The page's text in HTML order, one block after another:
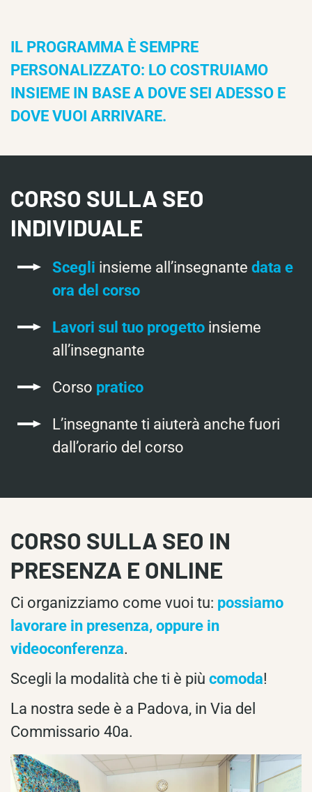
IL PROGRAMMA È SEMPRE
PERSONALIZZATO: LO COSTRUIAMO
INSIEME IN BASE A DOVE SEI ADESSO E
DOVE VUOI ARRIVARE.
CORSO SULLA SEO
INDIVIDUALE
Scegli insieme all’insegnante data e
ora del corso
Lavori sul tuo progetto insieme
all’insegnante
Corso pratico
L’insegnante ti aiuterà anche fuori
dall’orario del corso
CORSO SULLA SEO IN
PRESENZA E ONLINE
Ci organizziamo come vuoi tu: possiamo
lavorare in presenza, oppure in
videoconferenza.
Scegli la modalità che ti è più comoda!
La nostra sede è a Padova, in Via del
Commissario 40a.